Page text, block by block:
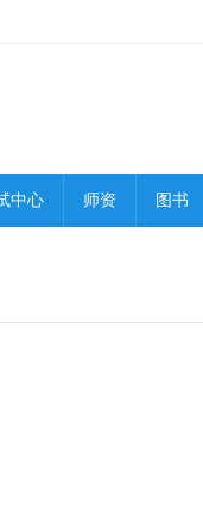
中心 师资 图书